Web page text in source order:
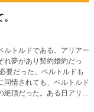
ルトルドである。アリアー
れ夢があり契約婚約だっ
要だった。ベルトルドも
同情されても、ベルトルド
絶頂だった。ある日アリア
ーヌの努力が全て本人に